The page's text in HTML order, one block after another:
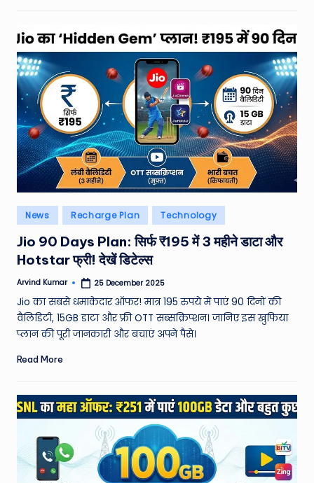
T
h
e
W
o
rl
d
Posted
in
News Recharge Plan Technology
Jio 90 Days Plan: सिर्फ ₹195 में 3 महीने डाटा और
Hotstar फ्री! देखें डिटेल्स
Posted
Arvind Kumar 25 December 2025
Jio का सबसे धमाकेदार ऑफर! मात्र 195 रुपये में पाएं 90 दिनों की
वैलिडिटी, 15GB डाटा और फ्री OTT सब्सक्रिप्शन। जानिए इस खुफिया
प्लान की पूरी जानकारी और बचाएं अपने पैसे।
Read More